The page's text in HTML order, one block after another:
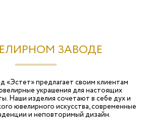
ЗАВОДЕ
«Эстет» предлагает своим клиентам
украшения для настоящих
Наши изделия сочетают в себе дух и
ювелирного искусства, современные
и неповторимый дизайн.